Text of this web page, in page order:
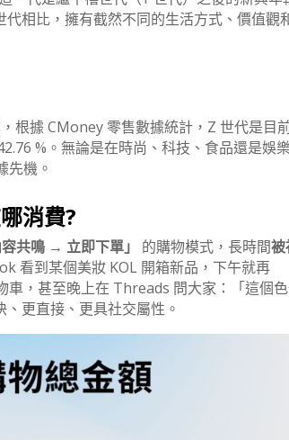
相比，擁有截然不同的生活方式、價值觀
根據 CMoney 零售數據統計，Z 世代是目
%。無論是在時尚、科技、食品還是娛
先機。
消費?
共鳴 → 立即下單」 的購物模式，長時間
看到某個美妝 KOL 開箱新品，下午就再
車，甚至晚上在 Threads 問大家：「這個
更直接、更具社交屬性。